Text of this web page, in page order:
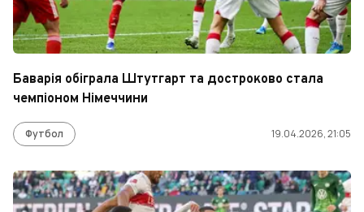
Баварія обіграла Штутгарт та достроково стала
чемпіоном Німеччини
Футбол 19.04.2026, 21:05